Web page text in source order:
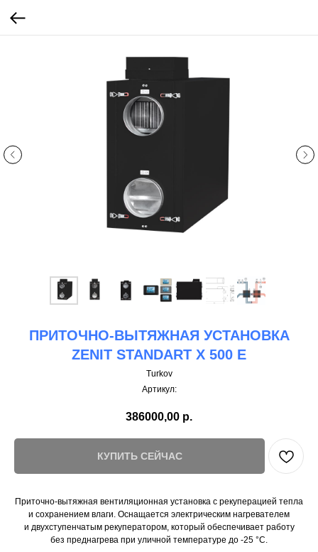
ПРИТОЧНО-ВЫТЯЖНАЯ УСТАНОВКА
ZENIT STANDART X 500 E
Turkov
Артикул:
386000,00 р.
КУПИТЬ СЕЙЧАС
Приточно-вытяжная вентиляционная установка с рекуперацией тепла
и сохранением влаги. Оснащается электрическим нагревателем
и двухступенчатым рекуператором, который обеспечивает работу
без преднагрева при уличной температуре до -25 °C.